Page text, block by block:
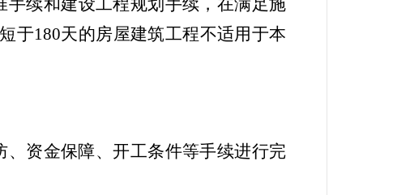
续和建设工程规划手续， 在满足施
于180天的房屋建筑工程不适用于本
资金保障、开工条件等手续进行完